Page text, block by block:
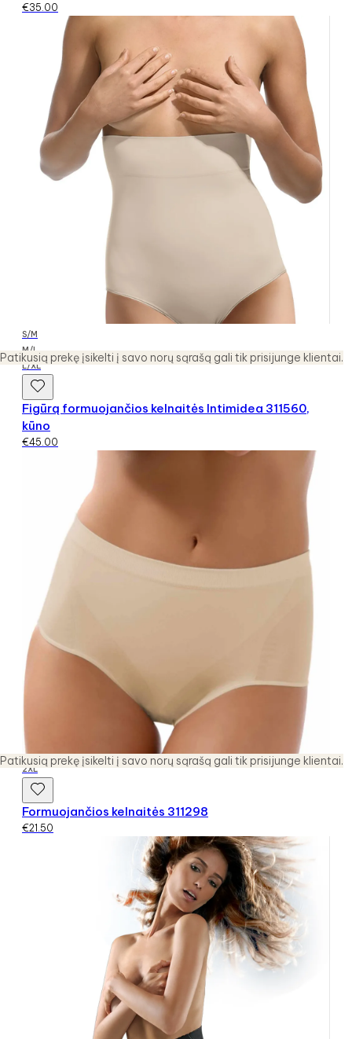
Patikusią prekę įsikelti į savo norų sąrašą gali tik prisijunge klientai.
Patikusią prekę įsikelti į savo norų sąrašą gali tik prisijunge klientai.
€35.00
S/M
M/L
L/XL
Figūrą formuojančios kelnaitės Intimidea 311560,
kūno
€45.00
2XL
Formuojančios kelnaitės 311298
€21.50